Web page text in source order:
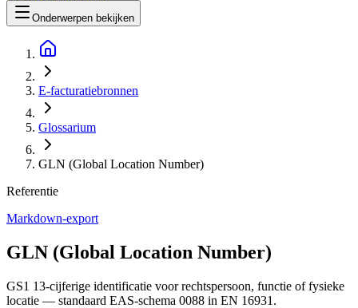
Onderwerpen bekijken
E-facturatiebronnen
Glossarium
GLN (Global Location Number)
Referentie
Markdown-export
GLN (Global Location Number)
GS1 13-cijferige identificatie voor rechtspersoon, functie of fysieke
locatie — standaard EAS-schema 0088 in EN 16931.